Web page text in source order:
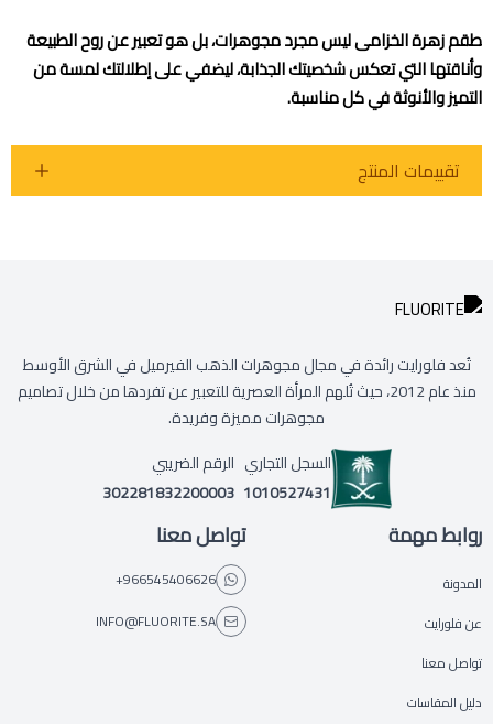
طقم زهرة الخزامى ليس مجرد مجوهرات، بل هو تعبير عن روح الطبيعة
وأناقتها التي تعكس شخصيتك الجذابة، ليضفي على إطلالتك لمسة من
التميز والأنوثة في كل مناسبة.
تقييمات المنتج
تُعد فلورايت رائدة في مجال مجوهرات الذهب الفيرميل في الشرق الأوسط
منذ عام 2012، حيث تُلهم المرأة العصرية للتعبير عن تفردها من خلال تصاميم
مجوهرات مميزة وفريدة.
السجل التجاري
1010527431
الرقم الضريبي
302281832200003
روابط مهمة
المدونة
عن فلورايت
تواصل معنا
دليل المقاسات
تواصل معنا
+966545406626
INFO@FLUORITE.SA